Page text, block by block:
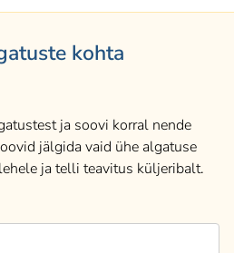
kohta
ja soovi korral nende
jälgida vaid ühe algatuse
ja telli teavitus küljeribalt.